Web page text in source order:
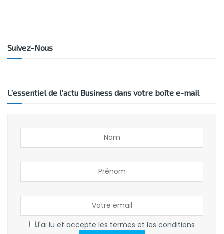
Suivez-Nous
L’essentiel de l’actu Business dans votre boîte e-mail
J'ai lu et accepte les termes et les conditions